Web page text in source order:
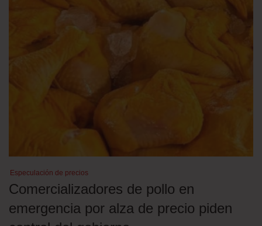
Especulación de precios
Comercializadores de pollo en
emergencia por alza de precio piden